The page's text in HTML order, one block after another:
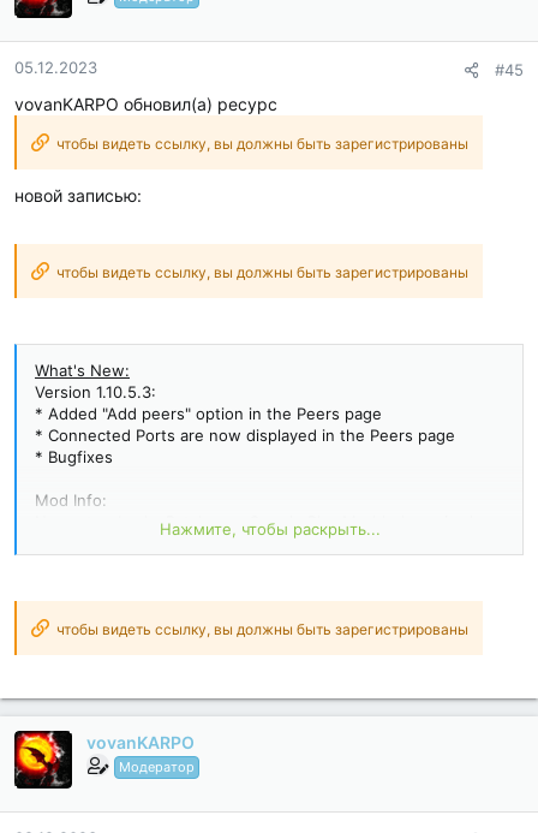
05.12.2023 #45
vovanKARPO обновил(а) ресурс
чтобы видеть ссылку, вы должны быть зарегистрированы
новой записью:
чтобы видеть ссылку, вы должны быть зарегистрированы
What's New:
Version 1.10.5.3:
* Added "Add peers" option in the Peers page
* Connected Ports are now displayed in the Peers page
* Bugfixes
Mod Info:
No root or Lucky Patcher or Google Play Modded required;;
Disabled / Removed unwanted Permissions + Receivers +
Google Play Store install package check disabled;
Debug code removed;
java...
Нажмите, чтобы раскрыть...
чтобы видеть ссылку, вы должны быть зарегистрированы
vovanKARPO
Модератор